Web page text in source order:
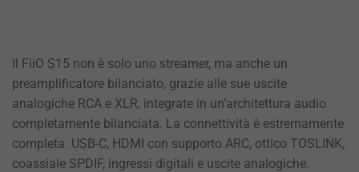
Il FiiO S15 non è solo uno streamer, ma anche un
preamplificatore bilanciato, grazie alle sue uscite
analogiche RCA e XLR, integrate in un’architettura audio
completamente bilanciata. La connettività è estremamente
completa: USB-C, HDMI con supporto ARC, ottico TOSLINK,
coassiale SPDIF, ingressi digitali e uscite analogiche.